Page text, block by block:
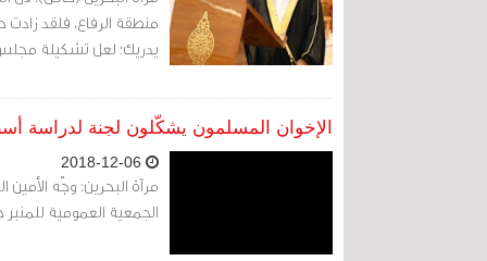
منطقة الرفاع، فلقد
يدريك؛ لعل تشكيلة
الإخوان المسلمون يشكّلون لجنة لدراسة
مرآة البحرين: وجّه الأمين
الجمعية العمومية للمنبر